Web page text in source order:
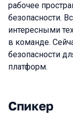
рабочее
безопасности.
интересными
в команде.
безопасности
платформ.
Спикер